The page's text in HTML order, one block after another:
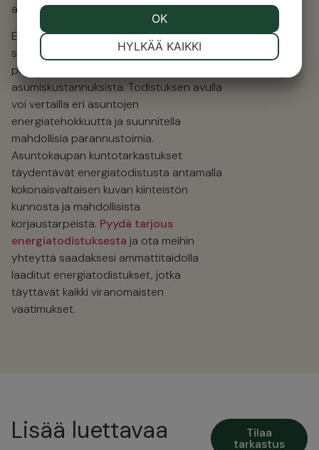
allekirjoittamista.
Energiatodistusvaatimukset auttavat
sekä ostajia että vuokralaisia tekemään
perusteltuja päätöksiä
asumiskustannuksista. Todistuksen avulla
voi vertailla eri asuntojen
energiatehokkuutta ja suunnitella
mahdollisia parannustoimia.
Asuntokaupan kuntotarkastukset
täydentävät energiatodistusta antamalla
kokonaisvaltaisen kuvan kiinteistön
kunnosta ja mahdollisista
korjaustarpeista. Pyydä tarjous
energiatodistuksesta ja ota meihin
yhteyttä saadaksesi ammattitaidolla
laaditut energiatodistukset, jotka
täyttävät kaikki viranomaisten
vaatimukset.
Lisää luettavaa Tilaa
tarkastus